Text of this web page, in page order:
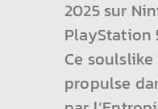
2025 sur
PlayStation
Ce
propulse